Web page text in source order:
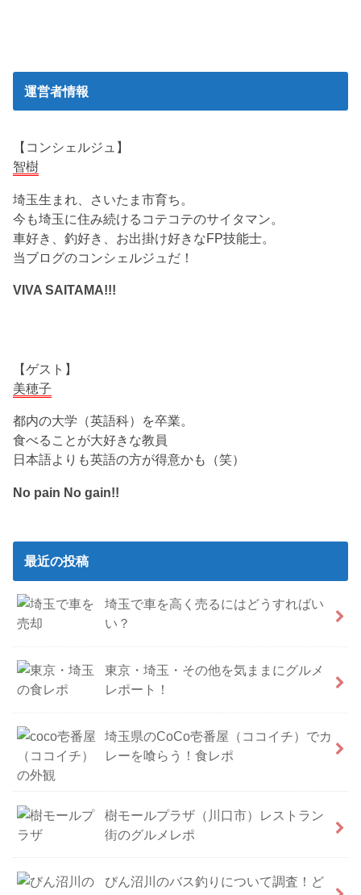
運営者情報
【コンシェルジュ】
智樹
埼玉生まれ、さいたま市育ち。
今も埼玉に住み続けるコテコテのサイタマン。
車好き、釣好き、お出掛け好きなFP技能士。
当ブログのコンシェルジュだ！
VIVA SAITAMA!!!
【ゲスト】
美穂子
都内の大学（英語科）を卒業。
食べることが大好きな教員
日本語よりも英語の方が得意かも（笑）
No pain No gain!!
最近の投稿
埼玉で車を高く売るにはどうすればい
い？
東京・埼玉・その他を気ままにグルメ
レポート！
埼玉県のCoCo壱番屋（ココイチ）でカ
レーを喰らう！食レポ
樹モールプラザ（川口市）レストラン
街のグルメレポ
びん沼川のバス釣りについて調査！ど